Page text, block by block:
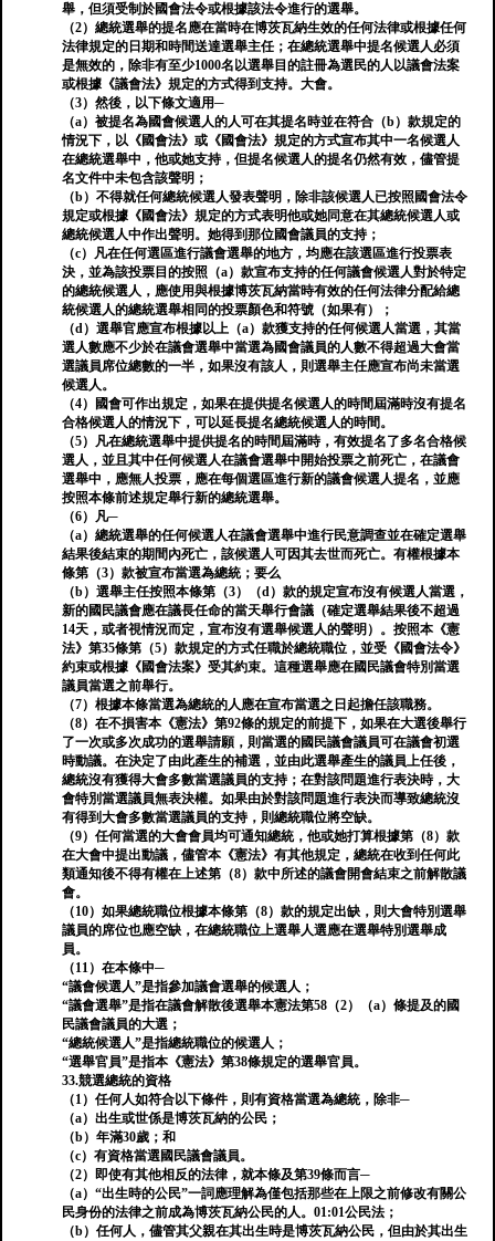
舉，但須受制於國會法令或根據該法令進行的選舉。
（2）總統選舉的提名應在當時在博茨瓦納生效的任何法律或根據任何
法律規定的日期和時間送達選舉主任；在總統選舉中提名候選人必須
是無效的，除非有至少1000名以選舉目的註冊為選民的人以議會法案
或根據《議會法》規定的方式得到支持。大會。
（3）然後，以下條文適用─
（a）被提名為國會候選人的人可在其提名時並在符合（b）款規定的
情況下，以《國會法》或《國會法》規定的方式宣布其中一名候選人
在總統選舉中，他或她支持，但提名候選人的提名仍然有效，儘管提
名文件中未包含該聲明；
（b）不得就任何總統候選人發表聲明，除非該候選人已按照國會法令
規定或根據《國會法》規定的方式表明他或她同意在其總統候選人或
總統候選人中作出聲明。她得到那位國會議員的支持；
（c）凡在任何選區進行議會選舉的地方，均應在該選區進行投票表
決，並為該投票目的按照（a）款宣布支持的任何議會候選人對於特定
的總統候選人，應使用與根據博茨瓦納當時有效的任何法律分配給總
統候選人的總統選舉相同的投票顏色和符號（如果有）；
（d）選舉官應宣布根據以上（a）款獲支持的任何候選人當選，其當
選人數應不少於在議會選舉中當選為國會議員的人數不得超過大會當
選議員席位總數的一半，如果沒有該人，則選舉主任應宣布尚未當選
候選人。
（4）國會可作出規定，如果在提供提名候選人的時間屆滿時沒有提名
合格候選人的情況下，可以延長提名總統候選人的時間。
（5）凡在總統選舉中提供提名的時間屆滿時，有效提名了多名合格候
選人，並且其中任何候選人在議會選舉中開始投票之前死亡，在議會
選舉中，應無人投票，應在每個選區進行新的議會候選人提名，並應
按照本條前述規定舉行新的總統選舉。
（6）凡─
（a）總統選舉的任何候選人在議會選舉中進行民意調查並在確定選舉
結果後結束的期間內死亡，該候選人可因其去世而死亡。有權根據本
條第（3）款被宣布當選為總統；要么
（b）選舉主任按照本條第（3）（d）款的規定宣布沒有候選人當選，
新的國民議會應在議長任命的當天舉行會議（確定選舉結果後不超過
14天，或者視情況而定，宣布沒有選舉候選人的聲明）。按照本《憲
法》第35條第（5）款規定的方式任職於總統職位，並受《國會法令》
約束或根據《國會法案》受其約束。這種選舉應在國民議會特別當選
議員當選之前舉行。
（7）根據本條當選為總統的人應在宣布當選之日起擔任該職務。
（8）在不損害本《憲法》第92條的規定的前提下，如果在大選後舉行
了一次或多次成功的選舉請願，則當選的國民議會議員可在議會初選
時動議。在決定了由此產生的補選，並由此選舉產生的議員上任後，
總統沒有獲得大會多數當選議員的支持；在對該問題進行表決時，大
會特別當選議員無表決權。如果由於對該問題進行表決而導致總統沒
有得到大會多數當選議員的支持，則總統職位將空缺。
（9）任何當選的大會會員均可通知總統，他或她打算根據第（8）款
在大會中提出動議，儘管本《憲法》有其他規定，總統在收到任何此
類通知後不得有權在上述第（8）款中所述的議會開會結束之前解散議
會。
（10）如果總統職位根據本條第（8）款的規定出缺，則大會特別選舉
議員的席位也應空缺，在總統職位上選舉人選應在選舉特別選舉成
員。
（11）在本條中─
“議會候選人”是指參加議會選舉的候選人；
“議會選舉”是指在議會解散後選舉本憲法第58（2）（a）條提及的國
民議會議員的大選；
“總統候選人”是指總統職位的候選人；
“選舉官員”是指本《憲法》第38條規定的選舉官員。
33.競選總統的資格
（1）任何人如符合以下條件，則有資格當選為總統，除非─
（a）出生或世係是博茨瓦納的公民；
（b）年滿30歲；和
（c）有資格當選國民議會議員。
（2）即使有其他相反的法律，就本條及第39條而言─
（a）“出生時的公民”一詞應理解為僅包括那些在上限之前修改有關公
民身份的法律之前成為博茨瓦納公民的人。01:01公民法；
（b）任何人，儘管其父親在其出生時是博茨瓦納公民，但由於其出生